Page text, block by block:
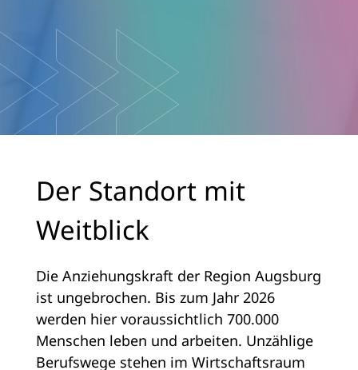
Der Standort mit
Weitblick
Die Anziehungskraft der Region Augsburg
ist ungebrochen. Bis zum Jahr 2026
werden hier voraussichtlich 700.000
Menschen leben und arbeiten. Unzählige
Berufswege stehen im Wirtschaftsraum